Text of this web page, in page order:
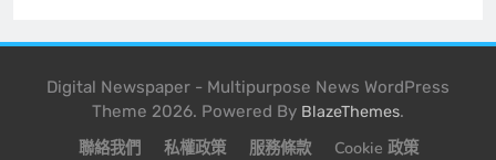
Digital Newspaper - Multipurpose News WordPress
Theme 2026. Powered By BlazeThemes.
聯絡我們 私權政策 服務條款
Cookie 政策